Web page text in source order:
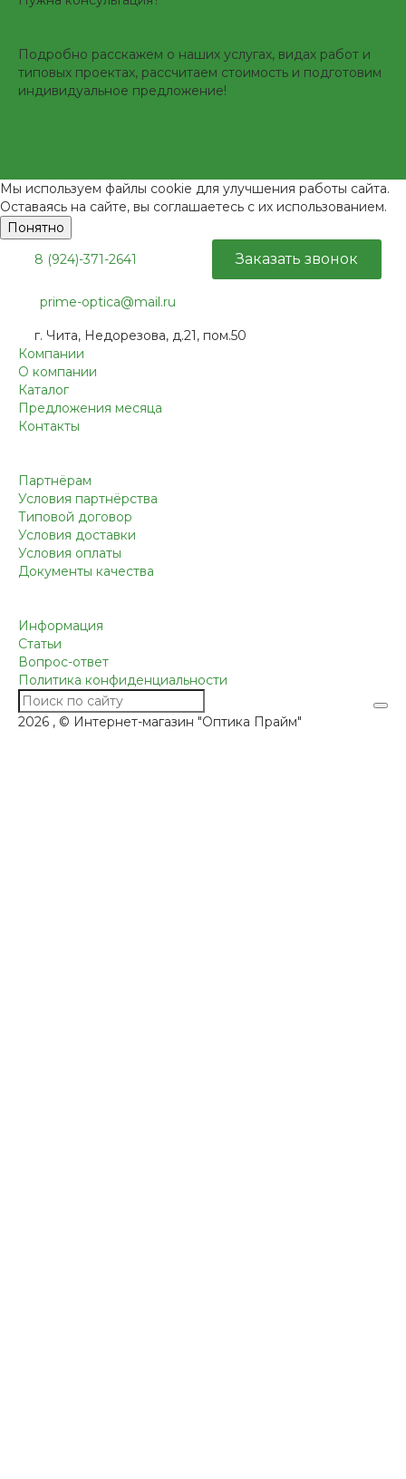
Подробно расскажем о наших услугах, видах работ и
типовых проектах, рассчитаем стоимость и подготовим
индивидуальное предложение!
Мы используем файлы cookie для улучшения работы сайта.
Оставаясь на сайте, вы соглашаетесь с их использованием.
Понятно
8 (924)-371-2641
Заказать звонок
prime-optica@mail.ru
г. Чита, Недорезова, д.21, пом.50
Компании
О компании
Каталог
Предложения месяца
Контакты
Партнёрам
Условия партнёрства
Типовой договор
Условия доставки
Условия оплаты
Документы качества
Информация
Статьи
Вопрос-ответ
Политика конфиденциальности
2026 , © Интернет-магазин "Оптика Прайм"